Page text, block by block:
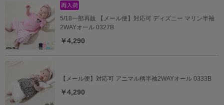
5/18一部再販 【メール便】対応可 ディズニー マリン半袖
2WAYオール 0327B
￥4,290
【メール便】対応可 アニマル柄半袖2WAYオール 0333B
￥4,290